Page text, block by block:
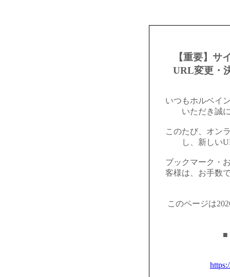
【重要】サ
URL変更・
いつもホルベイ
いただき誠
このたび、オン
し、新しい
ブックマーク・
客様は、お手数
このページは
■